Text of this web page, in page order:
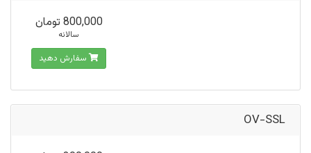
800,000 تومان
سالانه
سفارش دهید
OV-SSL